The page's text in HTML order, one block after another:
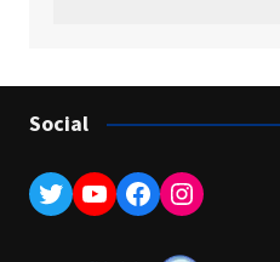
Social
Twitter
YouTube
Facebook
Instagram